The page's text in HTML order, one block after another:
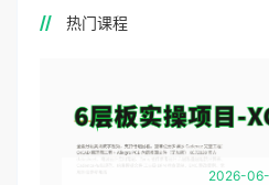
热门课程
2026-